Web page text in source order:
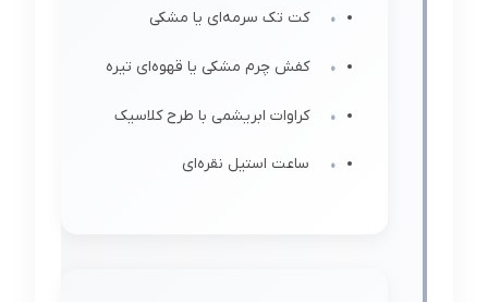
کت تک سرمه‌ای یا مشکی
کفش چرم مشکی یا قهوه‌ای تیره
کراوات ابریشمی با طرح کلاسیک
ساعت استیل نقره‌ای